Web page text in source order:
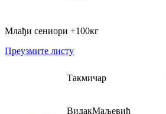
Млађи сениори +100кг
Преузмите листу
Такмичар
ВидакМаљевић